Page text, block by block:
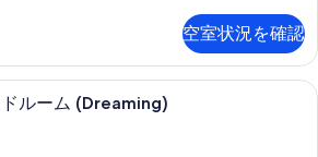
空室状況を確認
ルーム (Dreaming)